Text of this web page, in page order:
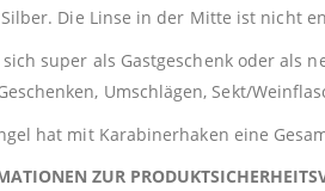
Die Linse in der Mitte ist nicht
sich super als Gastgeschenk oder als
Umschlägen, Sekt/
hat mit Karabinerhaken eine
ZUR